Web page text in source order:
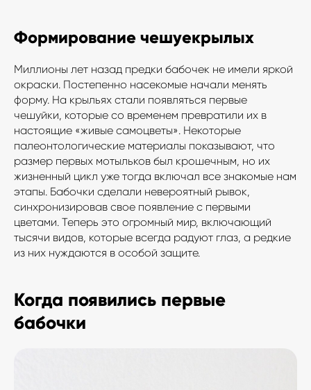
Формирование чешуекрылых
Миллионы лет назад предки бабочек не имели яркой
окраски. Постепенно насекомые начали менять
форму. На крыльях стали появляться первые
чешуйки, которые со временем превратили их в
настоящие «живые самоцветы». Некоторые
палеонтологические материалы показывают, что
размер первых мотыльков был крошечным, но их
жизненный цикл уже тогда включал все знакомые нам
этапы. Бабочки сделали невероятный рывок,
синхронизировав свое появление с первыми
цветами. Теперь это огромный мир, включающий
тысячи видов, которые всегда радуют глаз, а редкие
из них нуждаются в особой защите.
Когда появились первые
бабочки